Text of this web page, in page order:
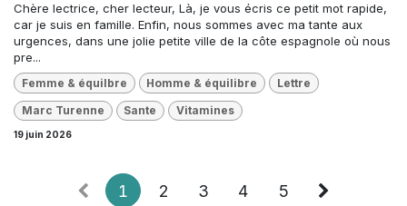
Chère lectrice, cher lecteur, Là, je vous écris ce petit mot rapide,
car je suis en famille. Enfin, nous sommes avec ma tante aux
urgences, dans une jolie petite ville de la côte espagnole où nous
pre...
Femme & équilbre Homme & équilibre Lettre
Marc Turenne Sante Vitamines
19 juin 2026
1 2 3 4
5